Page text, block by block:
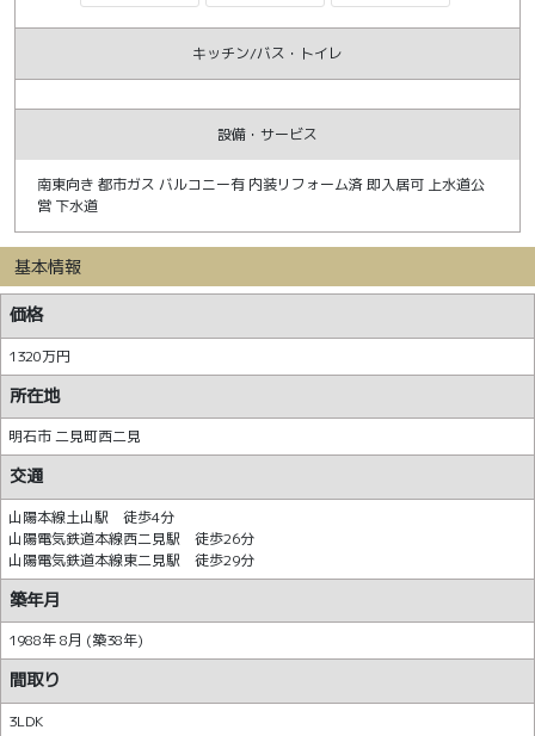
キッチン/バス・トイレ
設備・サービス
南東向き 都市ガス バルコニー有 内装リフォーム済 即入居可 上水道公
営 下水道
基本情報
価格
1320万円
所在地
明石市 二見町西二見
交通
山陽本線土山駅 徒歩4分
山陽電気鉄道本線西二見駅 徒歩26分
山陽電気鉄道本線東二見駅 徒歩29分
築年月
1988年 8月 (築38年)
間取り
3LDK